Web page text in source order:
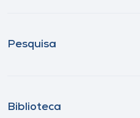
Pesquisa
Biblioteca